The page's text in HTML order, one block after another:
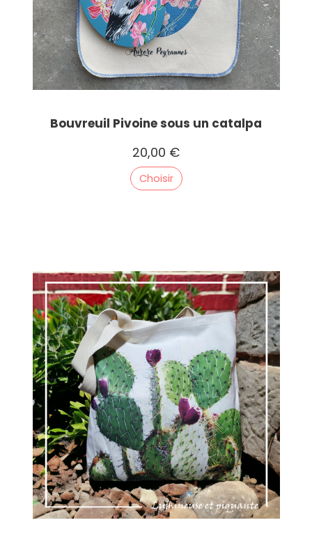
Bouvreuil Pivoine sous un catalpa
20,00 €
Choisir